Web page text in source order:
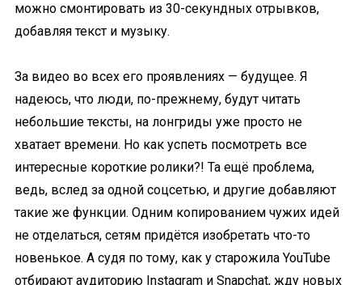
можно смонтировать из 30-секундных отрывков,
добавляя текст и музыку.
За видео во всех его проявлениях — будущее. Я
надеюсь, что люди, по-прежнему, будут читать
небольшие тексты, на лонгриды уже просто не
хватает времени. Но как успеть посмотреть все
интересные короткие ролики?! Та ещё проблема,
ведь, вслед за одной соцсетью, и другие добавляют
такие же функции. Одним копированием чужих идей
не отделаться, сетям придётся изобретать что-то
новенькое. А судя по тому, как у старожила YouTube
отбирают аудиторию Instagram и Snapchat, жду новых